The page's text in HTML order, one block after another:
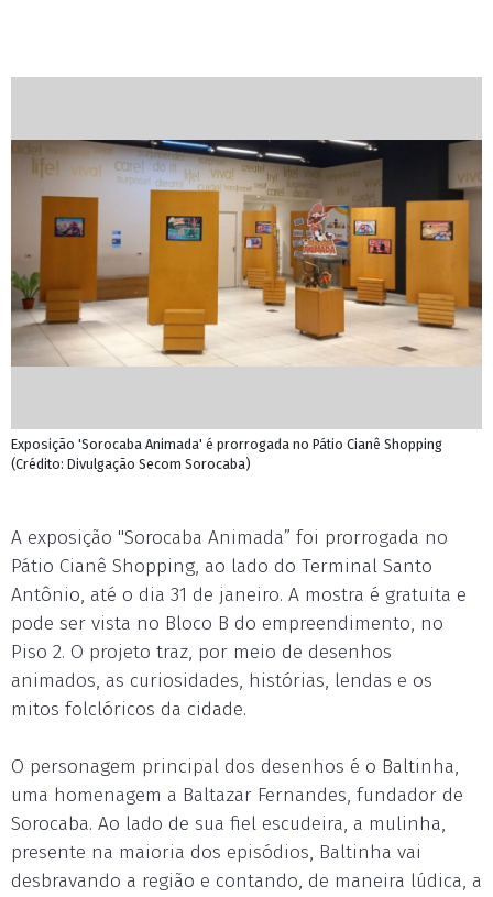
Exposição 'Sorocaba Animada' é prorrogada no Pátio Cianê Shopping
(Crédito: Divulgação Secom Sorocaba)
A exposição "Sorocaba Animada” foi prorrogada no
Pátio Cianê Shopping, ao lado do Terminal Santo
Antônio, até o dia 31 de janeiro. A mostra é gratuita e
pode ser vista no Bloco B do empreendimento, no
Piso 2. O projeto traz, por meio de desenhos
animados, as curiosidades, histórias, lendas e os
mitos folclóricos da cidade.
O personagem principal dos desenhos é o Baltinha,
uma homenagem a Baltazar Fernandes, fundador de
Sorocaba. Ao lado de sua fiel escudeira, a mulinha,
presente na maioria dos episódios, Baltinha vai
desbravando a região e contando, de maneira lúdica, a